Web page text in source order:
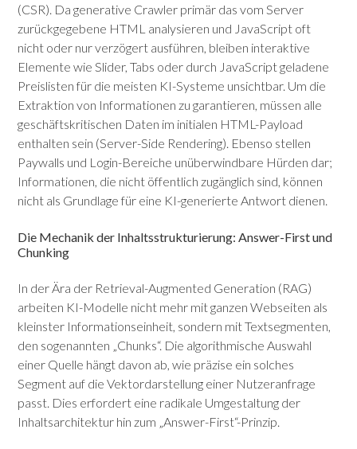
(CSR). Da generative Crawler primär das vom Server
zurückgegebene HTML analysieren und JavaScript oft
nicht oder nur verzögert ausführen, bleiben interaktive
Elemente wie Slider, Tabs oder durch JavaScript geladene
Preislisten für die meisten KI-Systeme unsichtbar. Um die
Extraktion von Informationen zu garantieren, müssen alle
geschäftskritischen Daten im initialen HTML-Payload
enthalten sein (Server-Side Rendering). Ebenso stellen
Paywalls und Login-Bereiche unüberwindbare Hürden dar;
Informationen, die nicht öffentlich zugänglich sind, können
nicht als Grundlage für eine KI-generierte Antwort dienen.
Die Mechanik der Inhaltsstrukturierung: Answer-First und
Chunking
In der Ära der Retrieval-Augmented Generation (RAG)
arbeiten KI-Modelle nicht mehr mit ganzen Webseiten als
kleinster Informationseinheit, sondern mit Textsegmenten,
den sogenannten „Chunks“. Die algorithmische Auswahl
einer Quelle hängt davon ab, wie präzise ein solches
Segment auf die Vektordarstellung einer Nutzeranfrage
passt. Dies erfordert eine radikale Umgestaltung der
Inhaltsarchitektur hin zum „Answer-First“-Prinzip.